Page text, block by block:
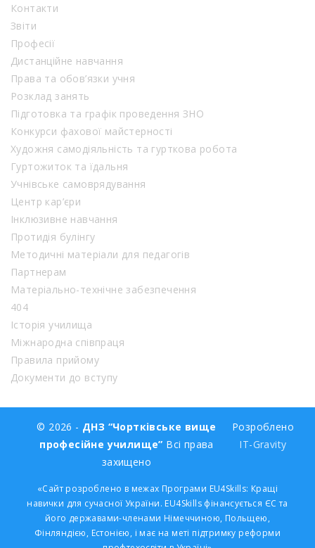
Контакти
Звіти
Професії
Дистанційне навчання
Права та обов’язки учня
Розклад занять
Підготовка та графік проведення ЗНО
Конкурси фахової майстерності
Художня самодіяльність та гурткова робота
Гуртожиток та їдальня
Учнівське самоврядування
Центр кар’єри
Інклюзивне навчання
Протидія булінгу
Методичні матеріали для педагогів
Партнерам
Матеріально-технічне забезпечення
404
Історія училища
Міжнародна співпраця
Правила прийому
Документи до вступу
© 2026 - ДНЗ “Чортківське вище
професійне училище” Всі права
захищено
Розроблено
IT-Gravity
«Сайт розроблено в межах Програми EU4Skills: Кращі
навички для сучасної України. EU4Skills фінансується ЄС та
його державами-членами Німеччиною, Польщею,
Фінляндією, Естонією, і має на меті підтримку реформи